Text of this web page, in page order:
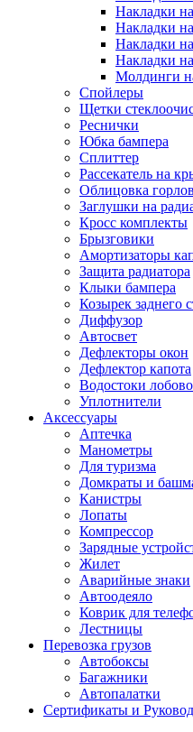
Накладки
Накладки
Накладки
Накладки
Молдинги
Спойлеры
Щетки
Реснички
Юбка бампера
Сплиттер
Рассекатель на
Облицовка
Заглушки на
Кросс комплекты
Брызговики
Амортизаторы
Защита радиатора
Клыки бампера
Козырек заднего
Диффузор
Автосвет
Дефлекторы окон
Дефлектор капота
Водостоки
Уплотнители
Аксессуары
Аптечка
Манометры
Для туризма
Домкраты и
Канистры
Лопаты
Компрессор
Зарядные
Жилет
Аварийные знаки
Автоодеяло
Коврик для
Лестницы
Перевозка грузов
Автобоксы
Багажники
Автопалатки
Сертификаты и